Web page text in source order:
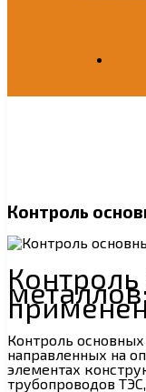
Контроль
Контроль
направленных на
элементах
трубопроводов